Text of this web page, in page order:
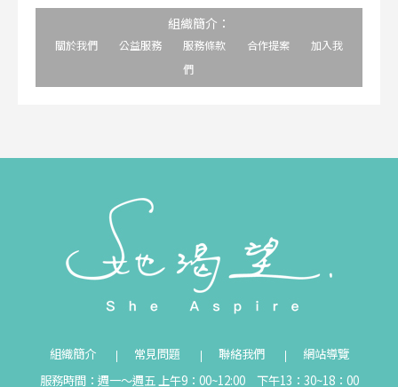
組織簡介：
關於我們 公益服務 服務條款 合作提案
加入我
們
組織簡介 常見問題 聯絡我們
網站導覽
服務時間：週一～週五 上午9：00~12:00 下午13：30~18：00